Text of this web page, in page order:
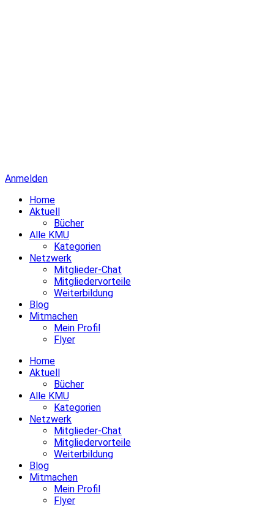
Anmelden
Home
Aktuell
Bücher
Alle KMU
Kategorien
Netzwerk
Mitglieder-Chat
Mitgliedervorteile
Weiterbildung
Blog
Mitmachen
Mein Profil
Flyer
Home
Aktuell
Bücher
Alle KMU
Kategorien
Netzwerk
Mitglieder-Chat
Mitgliedervorteile
Weiterbildung
Blog
Mitmachen
Mein Profil
Flyer